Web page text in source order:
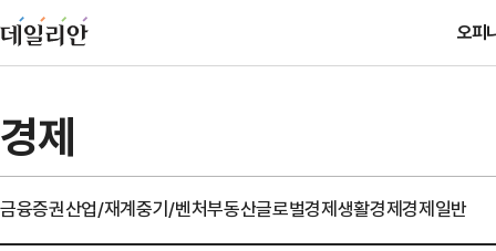
오피
경제
금융증권산업/재계중기/벤처부동산글로벌경제생활경제경제일반